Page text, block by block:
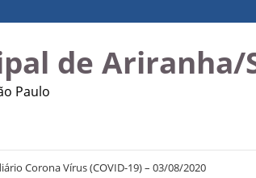
de Ariranha/
Paulo
Corona Vírus (COVID-19) – 03/08/2020